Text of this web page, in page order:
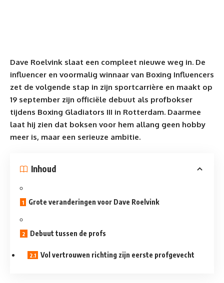
Dave Roelvink slaat een compleet nieuwe weg in. De
influencer en voormalig winnaar van Boxing Influencers
zet de volgende stap in zijn sportcarrière en maakt op
19 september zijn officiële debuut als profbokser
tijdens Boxing Gladiators III in Rotterdam. Daarmee
laat hij zien dat boksen voor hem allang geen hobby
meer is, maar een serieuze ambitie.
Inhoud
Grote veranderingen voor Dave Roelvink
Debuut tussen de profs
Vol vertrouwen richting zijn eerste profgevecht